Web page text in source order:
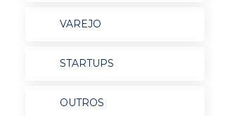
VAREJO
STARTUPS
OUTROS